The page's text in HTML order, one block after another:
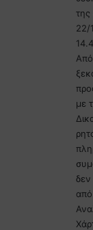
22/
με
δεν